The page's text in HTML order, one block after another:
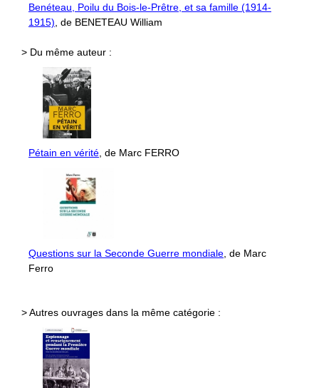
Benéteau, Poilu du Bois-le-Prêtre, et sa famille (1914-
1915) , de BENETEAU William
> Du même auteur :
Pétain en vérité , de Marc FERRO
Questions sur la Seconde Guerre mondiale , de Marc
Ferro
> Autres ouvrages dans la même catégorie :